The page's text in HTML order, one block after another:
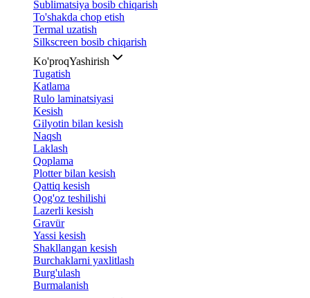
Sublimatsiya bosib chiqarish
To'shakda chop etish
Termal uzatish
Silkscreen bosib chiqarish
Ko'proqYashirish
Tugatish
Katlama
Rulo laminatsiyasi
Kesish
Gilyotin bilan kesish
Naqsh
Laklash
Qoplama
Plotter bilan kesish
Qattiq kesish
Qog'oz teshilishi
Lazerli kesish
Gravür
Yassi kesish
Shakllangan kesish
Burchaklarni yaxlitlash
Burg'ulash
Burmalanish